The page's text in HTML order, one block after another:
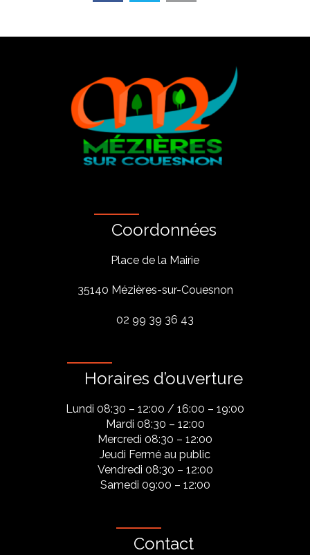
Coordonnées
Place de la Mairie
35140 Mézières-sur-Couesnon
02 99 39 36 43
Horaires d’ouverture
Lundi 08:30 – 12:00 / 16:00 – 19:00
Mardi 08:30 – 12:00
Mercredi 08:30 – 12:00
Jeudi Fermé au public
Vendredi 08:30 – 12:00
Samedi 09:00 – 12:00
Contact